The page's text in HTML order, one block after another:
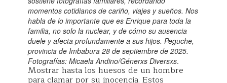
momentos cotidianos de cariño, viajes y sueños. Nos
habla de lo importante que es Enrique para toda la
familia, no solo la nuclear, y de cómo su ausencia
duele y afecta profundamente a sus hijos. Peguche,
provincia de Imbabura 28 de septiembre de 2025.
Fotografías: Micaela Andino/Génerxs Diversxs.
Mostrar hasta los huesos de un hombre
para clamar por su inocencia. Estos